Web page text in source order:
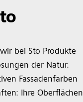
bei Sto Produkte
der Natur.
Fassadenfarben
Ihre Oberflächen